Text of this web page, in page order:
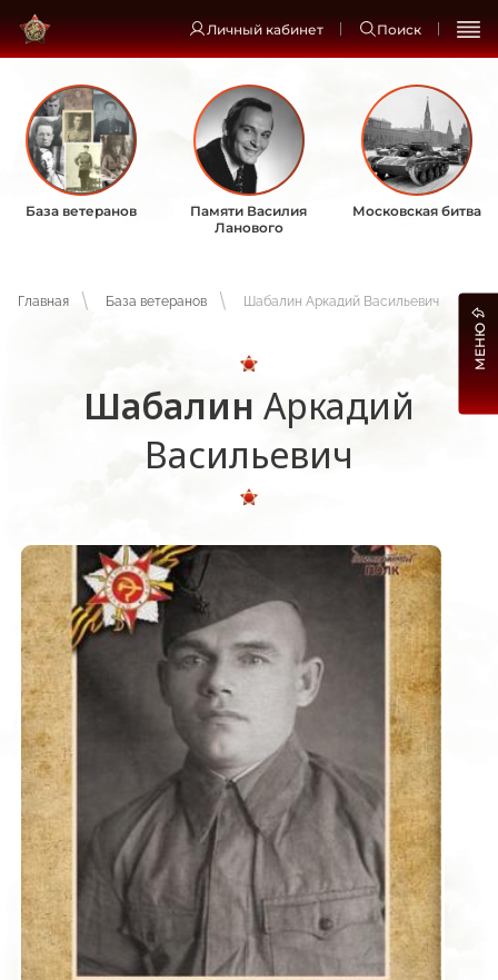
Личный кабинет Поиск
База ветеранов
Памяти Василия
Ланового
Московская битва
Главная База ветеранов Шабалин Аркадий Васильевич
Шабалин Аркадий
Васильевич
МЕНЮ